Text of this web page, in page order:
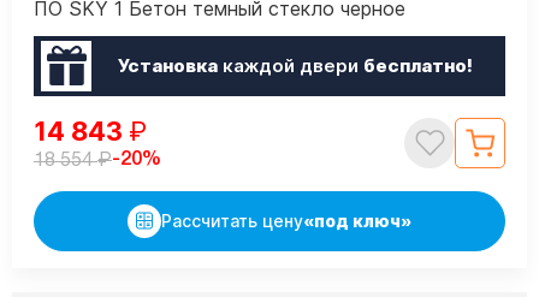
ПО SKY 1 Бетон темный стекло черное
Установкакаждой двери бесплатно!
14 843 ₽
18 554₽-20%
Рассчитать цену«под ключ»